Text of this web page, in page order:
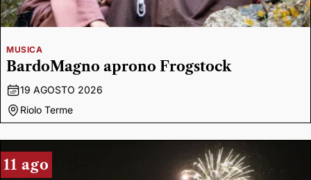
MUSICA
BardoMagno aprono Frogstock
19 AGOSTO 2026
Riolo Terme
11 ago